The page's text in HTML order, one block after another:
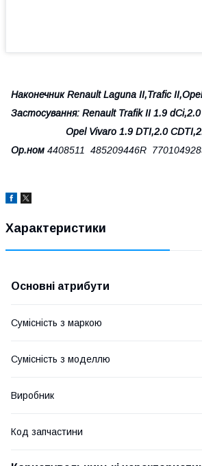
Наконечник Renault Laguna II,Trafic
Застосування: Renault Trafik II 1.9
Opel Vivaro 1.9 DTI,2.0 CDTI,2.5
Ор.ном 4408511 485209446R
Характеристики
Основні атрибути
Сумісність з маркою
Сумісність з моделлю
Виробник
Код запчастини